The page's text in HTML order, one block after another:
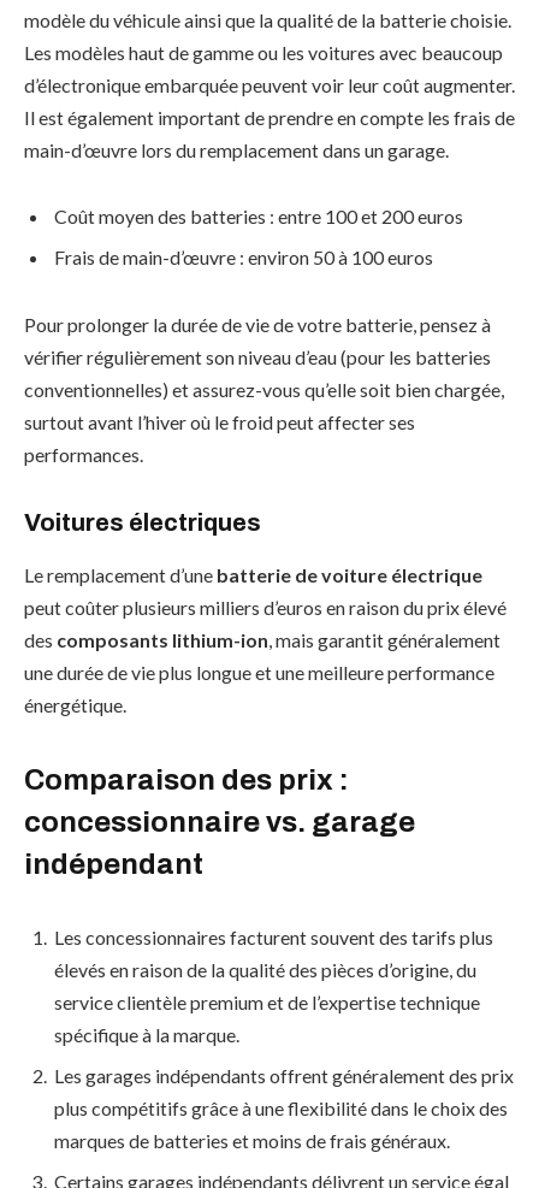
modèle du véhicule ainsi que la qualité de la batterie choisie.
Les modèles haut de gamme ou les voitures avec beaucoup
d’électronique embarquée peuvent voir leur coût augmenter.
Il est également important de prendre en compte les frais de
main-d’œuvre lors du remplacement dans un garage.
Coût moyen des batteries : entre 100 et 200 euros
Frais de main-d’œuvre : environ 50 à 100 euros
Pour prolonger la durée de vie de votre batterie, pensez à
vérifier régulièrement son niveau d’eau (pour les batteries
conventionnelles) et assurez-vous qu’elle soit bien chargée,
surtout avant l’hiver où le froid peut affecter ses
performances.
Voitures électriques
Le remplacement d’une batterie de voiture électrique
peut coûter plusieurs milliers d’euros en raison du prix élevé
des composants lithium-ion, mais garantit généralement
une durée de vie plus longue et une meilleure performance
énergétique.
Comparaison des prix :
concessionnaire vs. garage
indépendant
Les concessionnaires facturent souvent des tarifs plus
élevés en raison de la qualité des pièces d’origine, du
service clientèle premium et de l’expertise technique
spécifique à la marque.
Les garages indépendants offrent généralement des prix
plus compétitifs grâce à une flexibilité dans le choix des
marques de batteries et moins de frais généraux.
Certains garages indépendants délivrent un service égal